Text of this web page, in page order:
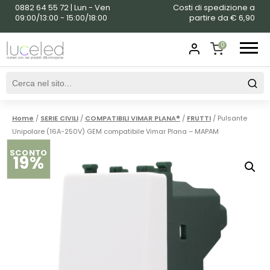
0882 64 55 72 | Lun - Ven
09:00/13:00 - 15:00/18:00
Costi di spedizione a
partire da € 6,90
0
SHOPPING
Home / SERIE CIVILI / COMPATIBILI VIMAR PLANA® / FRUTTI / Pulsante
Unipolare (16A-250V) GEM compatibile Vimar Plana – MAPAM
SCONTO
19%